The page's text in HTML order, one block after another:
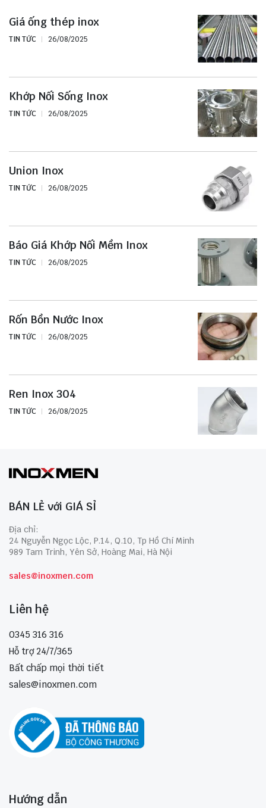
Giá ống thép inox
TIN TỨC 26/08/2025
Khớp Nối Sống Inox
TIN TỨC 26/08/2025
Union Inox
TIN TỨC 26/08/2025
Báo Giá Khớp Nối Mềm Inox
TIN TỨC 26/08/2025
Rốn Bồn Nước Inox
TIN TỨC 26/08/2025
Ren Inox 304
TIN TỨC 26/08/2025
BÁN LẺ với GIÁ SỈ
Địa chỉ:
24 Nguyễn Ngọc Lộc, P.14, Q.10, Tp Hồ Chí Minh
989 Tam Trinh, Yên Sở, Hoàng Mai, Hà Nội
sales@inoxmen.com
Liên hệ
0345 316 316
Hỗ trợ 24/7/365
Bất chấp mọi thời tiết
sales@inoxmen.com
Hướng dẫn